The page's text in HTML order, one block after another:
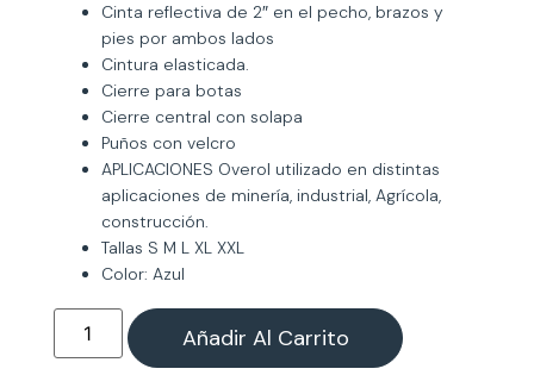
Cinta reflectiva de 2″ en el pecho, brazos y
pies por ambos lados
Cintura elasticada.
Cierre para botas
Cierre central con solapa
Puños con velcro
APLICACIONES Overol utilizado en distintas
aplicaciones de minería, industrial, Agrícola,
construcción.
Tallas S M L XL XXL
Color: Azul
Añadir Al Carrito